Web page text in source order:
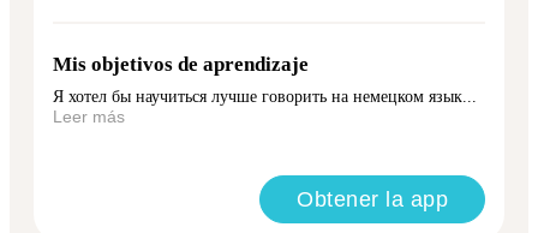
Mis objetivos de aprendizaje
Я хотел бы научиться лучше говорить на немецком язык...
Leer más
Obtener la app